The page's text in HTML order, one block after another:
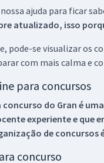
ajuda para ficar
atualizado, isso
pode-se visualizar os
com mais calma e
para concursos
concurso do Gran é
experiente e que
de concursos
concurso